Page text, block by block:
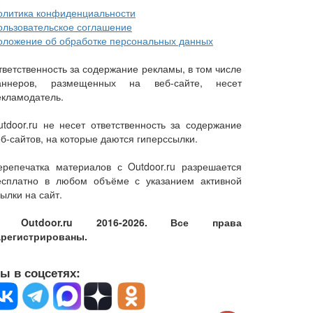
конфиденциальности
соглашение
об обработке персональных данных
за содержание рекламы, в том числе
размещенных на веб-сайте, несет
не несет ответственность за содержание
сайтов, на которые даются гиперссылки.
материалов с Outdoor.ru разрешается
в любом объёме с указанием активной
на сайт.
Outdoor.ru 2016-2026. Все права
в соцсетях: